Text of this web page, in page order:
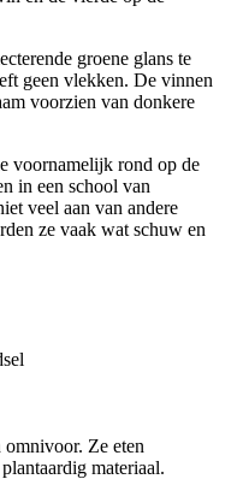
groene glans te
geen vlekken. De vinnen
voorzien van donkere
voornamelijk rond op de
in een school van
veel aan van andere
ze vaak wat schuw en
Ze eten
materiaal.